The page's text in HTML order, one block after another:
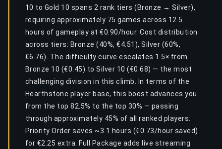
10 to Gold 10 spans 2 rank tiers (Bronze → Silver),
requiring approximately 75 games across 12.5
hours of gameplay at €0.90/hour. Cost distribution
across tiers: Bronze (40%, €4.51), Silver (60%,
€6.76). The difficulty curve escalates 1.5× from
Bronze 10 (€0.45) to Silver 10 (€0.68) — the most
challenging division in this climb. In terms of the
Hearthstone player base, this boost advances you
from the top 82.5% to the top 30% — passing
through approximately 45% of all ranked players.
Priority Order saves ~3.1 hours (€0.73/hour saved)
for €2.25 extra. Full Package adds live streaming